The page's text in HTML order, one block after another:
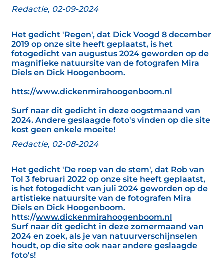
Redactie, 02-09-2024
Het gedicht 'Regen', dat Dick Voogd 8 december
2019 op onze site heeft geplaatst, is het
fotogedicht van augustus 2024 geworden op de
magnifieke natuursite van de fotografen Mira
Diels en Dick Hoogenboom.
htts://www.dickenmirahoogenboom.nl
Surf naar dit gedicht in deze oogstmaand van
2024. Andere geslaagde foto's vinden op die site
kost geen enkele moeite!
Redactie, 02-08-2024
Het gedicht 'De roep van de stem', dat Rob van
Tol 3 februari 2022 op onze site heeft geplaatst,
is het fotogedicht van juli 2024 geworden op de
artistieke natuursite van de fotografen Mira
Diels en Dick Hoogenboom.
htts://www.dickenmirahoogenboom.nl
Surf naar dit gedicht in deze zomermaand van
2024 en zoek, als je van natuurverschijnselen
houdt, op die site ook naar andere geslaagde
foto's!